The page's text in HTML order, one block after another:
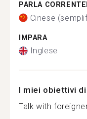
PARLA
Cinese
IMPARA
Inglese
I miei obiettivi
Talk with